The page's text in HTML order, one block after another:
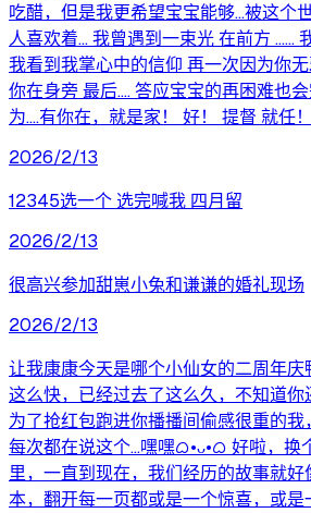
吃醋，但是我更希望宝宝能够...被这个
人喜欢着... 我曾遇到一束光 在前方 ......
我看到我掌心中的信仰 再一次因为你
你在身旁 最后.... 答应宝宝的再困难也
为....有你在，就是家！ 好！ 提督 就任！
2026/2/13
12345选一个 选完喊我 四月留
2026/2/13
很高兴参加甜崽小兔和谦谦的婚礼现场
2026/2/13
让我康康今天是哪个小仙女的二周年
这么快，已经过去了这么久，不知道
为了抢红包跑进你播播间偷感很重的我
每次都在说这个...嘿嘿ᜊ•ᴗ•ᜊ 好啦，换
里，一直到现在，我们经历的故事就
本，翻开每一页都或是一个惊喜，或